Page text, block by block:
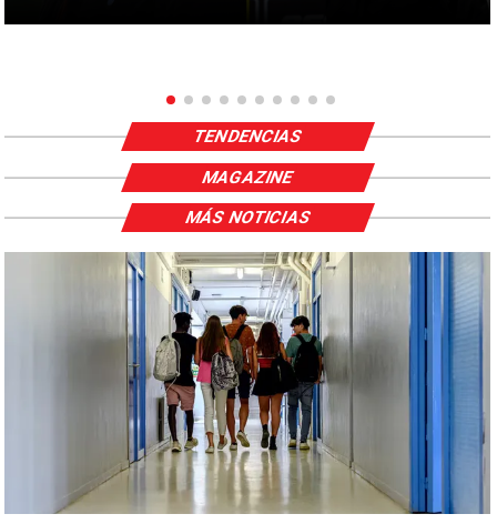
TENDENCIAS
MAGAZINE
MÁS NOTICIAS